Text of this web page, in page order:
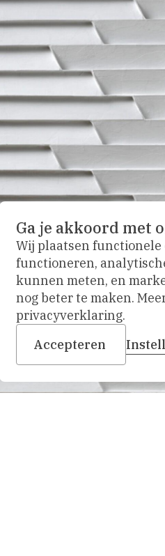
Ga je akkoord met
Wij plaatsen functionele
functioneren,
kunnen meten, en
nog beter te maken.
privacyverklaring.
Accepteren